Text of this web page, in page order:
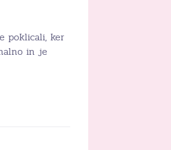
poklicali, ker
in je